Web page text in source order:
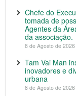
Chefe do
tomada de
Agentes da
da associação.
8 de Agosto de
Tam Vai Man
inovadores e
urbana
8 de Agosto de